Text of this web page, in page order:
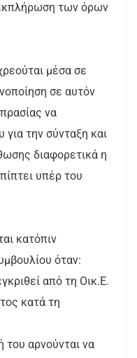
των όρων
μέσα σε
σε αυτόν
να
την σύνταξη και
διαφορετικά η
υπέρ του
κατόπιν
όταν:
από τη Οικ.Ε.
κατά τη
του αρνούνται να